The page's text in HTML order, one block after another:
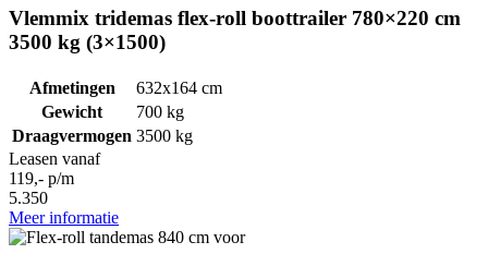
Vlemmix tridemas flex-roll boottrailer 780×220 cm
3500 kg (3×1500)
Afmetingen
632x164 cm
Gewicht
700 kg
Draagvermogen 3500 kg
Leasen vanaf
119,- p/m
5.350
Meer informatie